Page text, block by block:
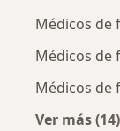
Médicos de
Médicos de
Médicos de
Ver más (14)